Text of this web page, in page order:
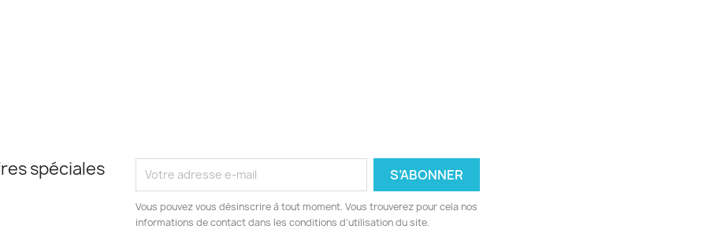
spéciales
Vous pouvez vous désinscrire à tout moment. Vous trouverez pour cela nos
informations de contact dans les conditions d'utilisation du site.